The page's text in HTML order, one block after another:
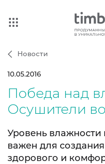
Новости
10.05.2016
Победа над
Осушители
Уровень
важен для
здорового и